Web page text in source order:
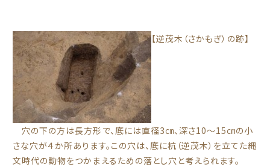
【逆茂木（さかもぎ）の跡】
穴の下の方は長方形で、底には直径3㎝、深さ10～15㎝の小
さな穴が４か所あります。この穴は、底に杭（逆茂木）を立てた縄
文時代の動物をつかまえるための落とし穴と考えられます。